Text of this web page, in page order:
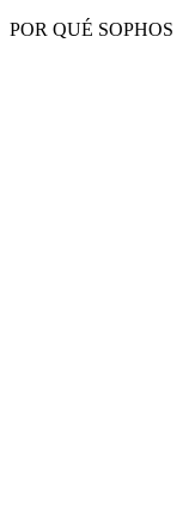
POR QUÉ SOPHOS